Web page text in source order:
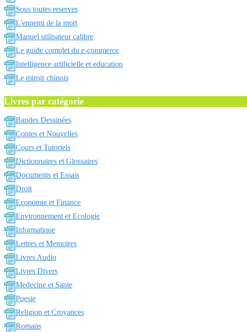
Sous toutes reserves
L'ennemi de la mort
Manuel utilisateur calibre
Le guide complet du e-commerce
Intelligence artificielle et education
Le miroir chinois
Livres par catégorie
Bandes Dessinées
Contes et Nouvelles
Cours et Tutoriels
Dictionnaires et Glossaires
Documents et Essais
Droit
Economie et Finance
Environnement et Ecologie
Informatique
Lettres et Memoires
Livres Audio
Livres Divers
Medecine et Sante
Poesie
Religion et Croyances
Romans